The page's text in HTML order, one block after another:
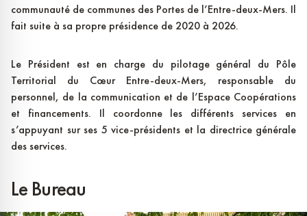
communauté de communes des Portes de l’Entre-deux-Mers. Il
fait suite à sa propre présidence de 2020 à 2026.
Le Président est en charge du pilotage général du Pôle
Territorial du Cœur Entre-deux-Mers, responsable du
personnel, de la communication et de l’Espace Coopérations
et financements. Il coordonne les différents services en
s’appuyant sur ses 5 vice-présidents et la directrice générale
des services.
Le Bureau